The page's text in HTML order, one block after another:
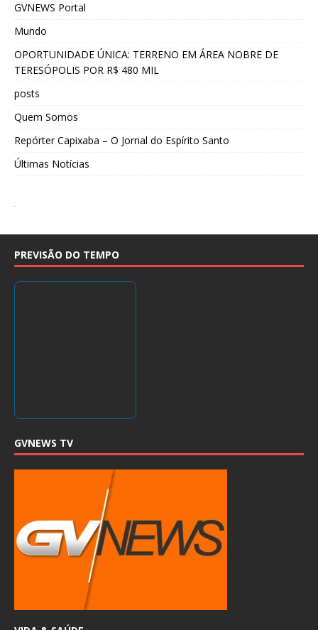
GVNEWS Portal
Mundo
OPORTUNIDADE ÚNICA: TERRENO EM ÁREA NOBRE DE
TERESÓPOLIS POR R$ 480 MIL
posts
Quem Somos
Repórter Capixaba – O Jornal do Espírito Santo
Últimas Notícias
PREVISÃO DO TEMPO
GVNEWS TV